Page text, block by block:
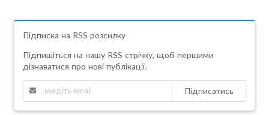
Підписка на RSS розсилку
Підпишіться на нашу RSS стрічку, щоб першими
дізнаватися про нові публікації.
Підписатись